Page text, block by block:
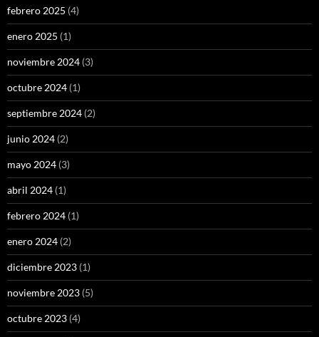
febrero 2025 (4)
enero 2025 (1)
noviembre 2024 (3)
octubre 2024 (1)
septiembre 2024 (2)
junio 2024 (2)
mayo 2024 (3)
abril 2024 (1)
febrero 2024 (1)
enero 2024 (2)
diciembre 2023 (1)
noviembre 2023 (5)
octubre 2023 (4)